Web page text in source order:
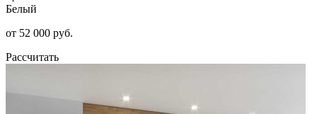
Белый
от 52 000 руб.
Рассчитать